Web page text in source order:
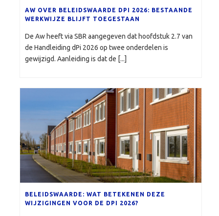
AW OVER BELEIDSWAARDE DPI 2026: BESTAANDE
WERKWIJZE BLIJFT TOEGESTAAN
De Aw heeft via SBR aangegeven dat hoofdstuk 2.7 van
de Handleiding dPi 2026 op twee onderdelen is
gewijzigd. Aanleiding is dat de [...]
BELEIDSWAARDE: WAT BETEKENEN DEZE
WIJZIGINGEN VOOR DE DPI 2026?